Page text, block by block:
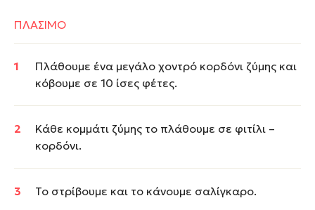
ΠΛΑΣΙΜΟ
Πλάθουμε ένα μεγάλο χοντρό κορδόνι ζύμης και
κόβουμε σε 10 ίσες φέτες.
Κάθε κομμάτι ζύμης το πλάθουμε σε φιτίλι –
κορδόνι.
Το στρίβουμε και το κάνουμε σαλίγκαρο.